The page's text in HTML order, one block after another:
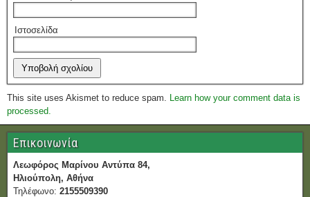
Ιστοσελίδα
This site uses Akismet to reduce spam. Learn how your comment data is
processed.
Επικοινωνία
Λεωφόρος Μαρίνου Αντύπα 84,
Ηλιούπολη, Αθήνα
Τηλέφωνο: 2155509390